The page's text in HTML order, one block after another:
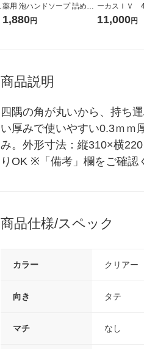
薬用 泡ハンドソープ 詰め替
え 4L 1個 大容量 日本石鹸
1,880円
ーカスＩＶ
堂 おまけ付き
11,000円
商品説明
四隅の角が丸いから、持ち
い厚みで使いやすい0.3ｍｍ
み。外形寸法：縦310×横
りOK ※「備考」欄をご確認
商品仕様/スペック
カラー クリアー
向き タテ
マチ なし